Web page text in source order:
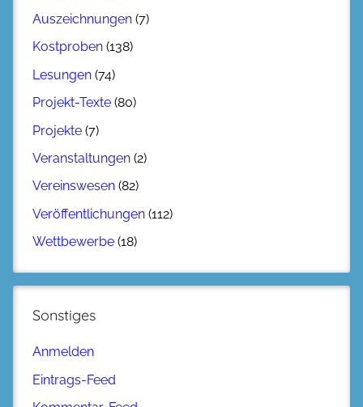
Auszeichnungen (7)
Kostproben (138)
Lesungen (74)
Projekt-Texte (80)
Projekte (7)
Veranstaltungen (2)
Vereinswesen (82)
Veröffentlichungen (112)
Wettbewerbe (18)
Sonstiges
Anmelden
Eintrags-Feed